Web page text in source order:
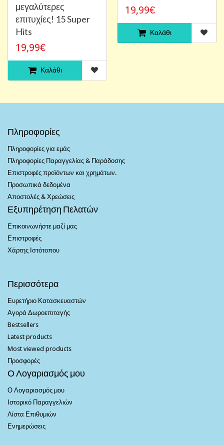
μεγαλύτερες
επιτυχίες! 15 Super
Hits
19,99€
Καλάθι
19,99€
Καλάθι
Πληροφορίες
Πληροφορίες για εμάς
Πληροφορίες Παραγγελίας & Παράδοσης
Επιστροφές προϊόντων και χρημάτων.
Προσωπικά δεδομένα
Αποστολές & Χρεώσεις
Εξυπηρέτηση Πελατών
Επικοινωνήστε μαζί μας
Επιστροφές
Χάρτης Ιστότοπου
Περισσότερα
Ευρετήριο Κατασκευαστών
Αγορά Δωροεπιταγής
Bestsellers
Latest products
Most viewed products
Προσφορές
Ο Λογαριασμός μου
Ο Λογαριασμός μου
Ιστορικό Παραγγελιών
Λίστα Επιθυμιών
Ενημερώσεις